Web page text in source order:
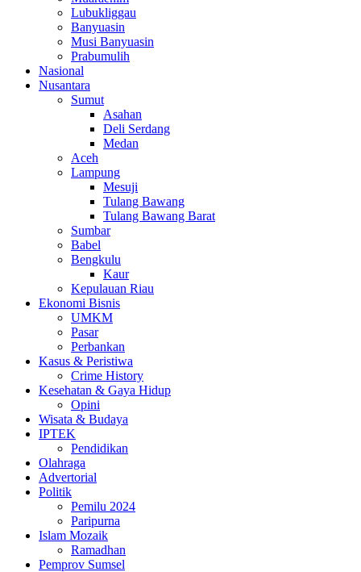
Lubukliggau
Banyuasin
Musi Banyuasin
Prabumulih
Nasional
Nusantara
Sumut
Asahan
Deli Serdang
Medan
Aceh
Lampung
Mesuji
Tulang Bawang
Tulang Bawang Barat
Sumbar
Babel
Bengkulu
Kaur
Kepulauan Riau
Ekonomi Bisnis
UMKM
Pasar
Perbankan
Kasus & Peristiwa
Crime History
Kesehatan & Gaya Hidup
Opini
Wisata & Budaya
IPTEK
Pendidikan
Olahraga
Advertorial
Politik
Pemilu 2024
Paripurna
Islam Mozaik
Ramadhan
Pemprov Sumsel